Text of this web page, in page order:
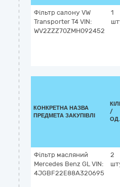
Фільтр салону VW
Transporter T4 VIN:
WV2ZZZ70ZMH092452
1
КОНКРЕТНА НАЗВА
ПРЕДМЕТА ЗАКУПІВЛІ
/
Фільтр масляний
Mercedes Benz GL VIN:
4JGBF22E88A320695
2